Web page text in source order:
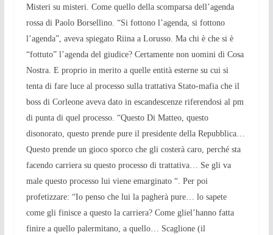
Misteri su misteri. Come quello della scomparsa dell’agenda
rossa di Paolo Borsellino. “Si fottono l’agenda, si fottono
l’agenda”, aveva spiegato Riina a Lorusso. Ma chi è che si è
“fottuto” l’agenda del giudice? Certamente non uomini di Cosa
Nostra. E proprio in merito a quelle entità esterne su cui si
tenta di fare luce al processo sulla trattativa Stato-mafia che il
boss di Corleone aveva dato in escandescenze riferendosi al pm
di punta di quel processo. “Questo Di Matteo, questo
disonorato, questo prende pure il presidente della Repubblica…
Questo prende un gioco sporco che gli costerà caro, perché sta
facendo carriera su questo processo di trattativa… Se gli va
male questo processo lui viene emarginato “. Per poi
profetizzare: “Io penso che lui la pagherà pure… lo sapete
come gli finisce a questo la carriera? Come gliel’hanno fatta
finire a quello palermitano, a quello… Scaglione (il